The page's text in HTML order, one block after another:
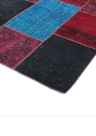
Nombre y apellido*
Teléfono